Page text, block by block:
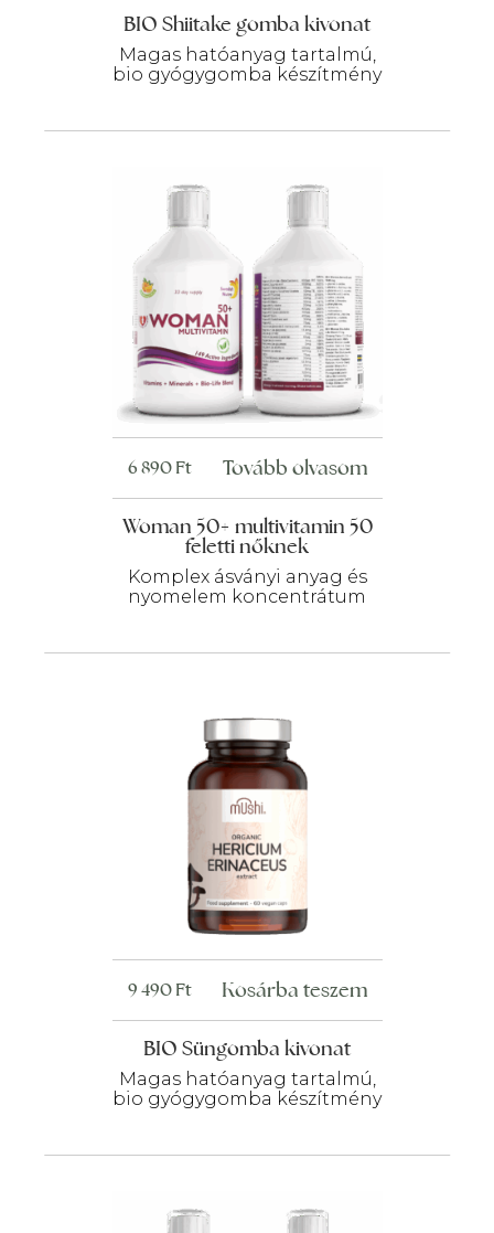
BIO Shiitake gomba kivonat
Magas hatóanyag tartalmú,
bio gyógygomba készítmény
Woman 50+ multivitamin 50
feletti nőknek
Komplex ásványi anyag és
nyomelem koncentrátum
6 890Ft Tovább olvasom
BIO Süngomba kivonat
Magas hatóanyag tartalmú,
bio gyógygomba készítmény
9 490Ft Kosárba teszem